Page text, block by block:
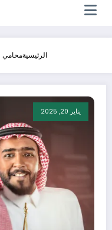
الرئيسيةمحامي
يناير 20, 2025